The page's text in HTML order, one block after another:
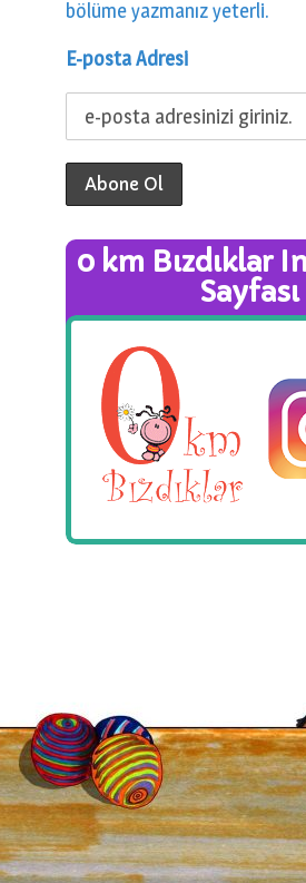
bölüme yazmanız yeterli.
E-posta Adresi
0 km Bızdıklar
Sayfası